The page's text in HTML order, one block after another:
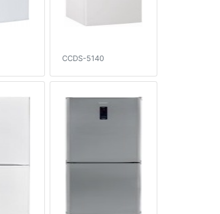
CCDS-5140